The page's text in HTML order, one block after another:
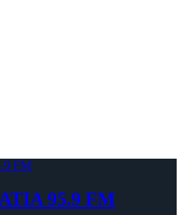
95.9 FM